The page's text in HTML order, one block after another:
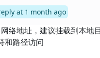
at 1 month ago
络地址，建议挂载到本地
和路径访问